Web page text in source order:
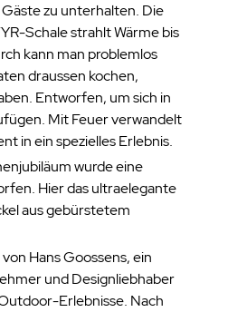
zu unterhalten. Die
Schale strahlt Wärme bis
kann man problemlos
draussen kochen,
Entworfen, um sich in
Mit Feuer verwandelt
in ein spezielles Erlebnis.
wurde eine
Hier das ultraelegante
aus gebürstetem
Hans Goossens, ein
und Designliebhaber
Erlebnisse. Nach